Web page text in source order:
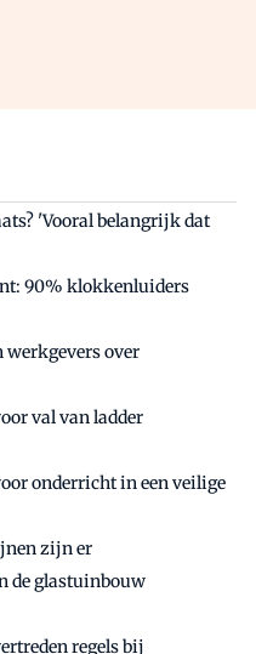
'Vooral belangrijk dat
90% klokkenluiders
over
val van ladder
onderricht in een veilige
zijn er
de glastuinbouw
regels bij